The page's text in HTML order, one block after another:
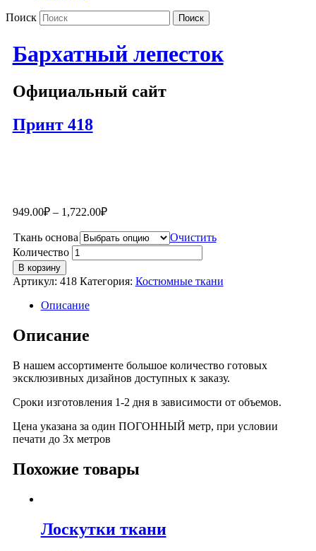
Поиск
Бархатный лепесток
Официальный сайт
Принт 418
949.00₽– 1,722.00₽
Ткань основа
Очистить
Количество
В корзину
Артикул: 418 Категория: Костюмные ткани
Описание
Описание
В нашем ассортименте большое количество готовых
эксклюзивных дизайнов доступных к заказу.
Сроки изготовления 1-2 дня в зависимости от объемов.
Цена указана за один ПОГОННЫЙ метр, при условии
печати до 3х метров
Похожие товары
Лоскутки ткани